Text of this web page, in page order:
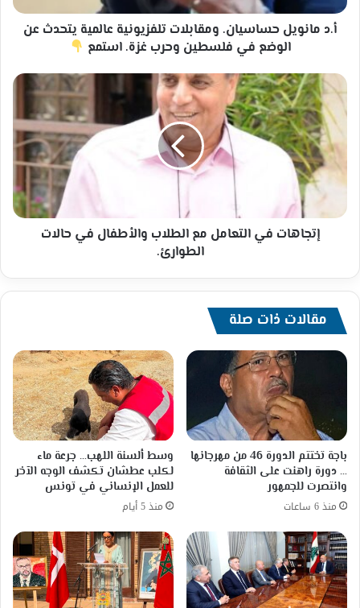
الوضع
في
غزة.
استمع
أ.د مانويل حساسيان. ومقابلات تلفزيونية عالمية يتحدث عن
الوضع في فلسطين وحرب غزة. استمع
إتجاهات
في
التعامل
مع
الطلاب
والأطفال
في
حالات
الطوارئ.
إتجاهات في التعامل مع الطلاب والأطفال في حالات
الطوارئ.
مقالات ذات صلة
باجة تختتم الدورة 46 من مهرجانها
… دورة راهنت على الثقافة
وانتصرت للجمهور
منذ 6 ساعات
وسط ألسنة اللهب… جرعة ماء
لكلب عطشان تكشف الوجه الآخر
للعمل الإنساني في تونس
منذ 5 أيام